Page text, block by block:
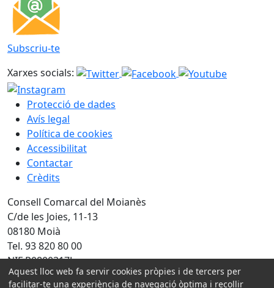
Subscriu-te
Xarxes socials:
Protecció de dades
Avís legal
Política de cookies
Accessibilitat
Contactar
Crèdits
Consell Comarcal del Moianès
C/de les Joies, 11-13
08180 Moià
Tel. 93 820 80 00
NIF P0800317J
Amb la col·laboració de:
Aquest lloc web fa servir cookies pròpies i de tercers per
facilitar-te una experiència de navegació òptima i recollir